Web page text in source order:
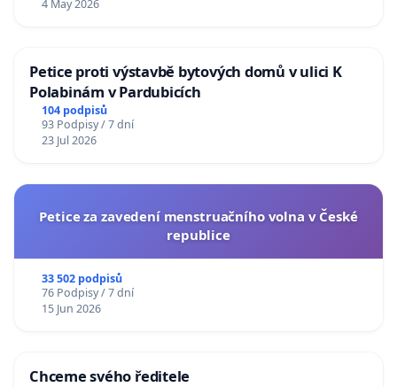
4 May 2026
Petice proti výstavbě bytových domů v ulici K
Polabinám v Pardubicích
104 podpisů
93 Podpisy / 7 dní
23 Jul 2026
Petice za zavedení menstruačního volna v České
republice
33 502 podpisů
76 Podpisy / 7 dní
15 Jun 2026
Chceme svého ředitele